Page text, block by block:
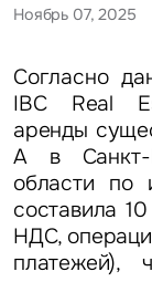
Ноябрь 07, 2025
Согласно
IBC Real
аренды
А в Санкт-
области по
составила
НДС,
платежей),